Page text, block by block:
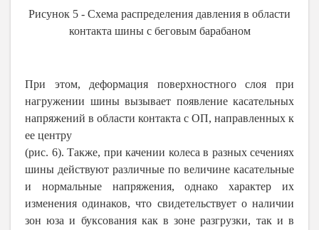
Рисунок 5 - Схема распределения давления в области
контакта шины с беговым барабаном
При этом, деформация поверхностного слоя при
нагружении шины вызывает появление касательных
напряжений в области контакта с ОП, направленных к
ее центру
(рис. 6). Также, при качении колеса в разных сечениях
шины действуют различные по величине касательные
и нормальные напряжения, однако характер их
изменения одинаков, что свидетельствует о наличии
зон юза и буксования как в зоне разгрузки, так и в